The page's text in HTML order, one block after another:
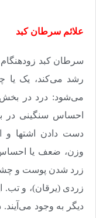
علائم سرطان کبد
سرطان کبد
رشد می‌‌‌کند، یک یا
می‌شود: درد در
احساس سنگینی در
دست دادن اشتها
وزن، ضعف یا
زرد شدن پوست و
زردی (یرقان)، و تب.
دیگر به وجود